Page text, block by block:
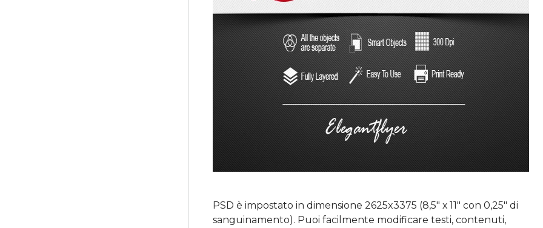
PSD è impostato in dimensione 2625x3375 (8,5" х 11" con 0,25" di
sanguinamento). Puoi facilmente modificare testi, contenuti,